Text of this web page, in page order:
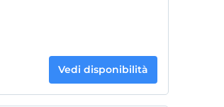
Vedi disponibilità